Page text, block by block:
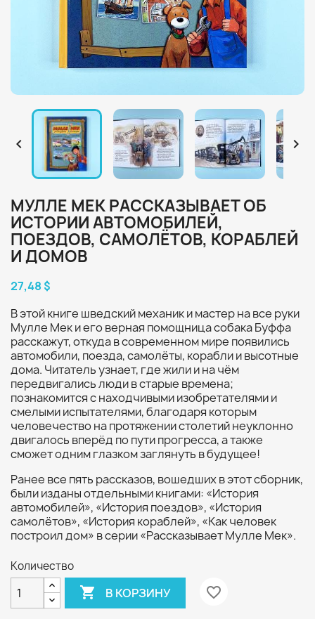
 
МУЛЛЕ МЕК РАССКАЗЫВАЕТ ОБ
ИСТОРИИ АВТОМОБИЛЕЙ,
ПОЕЗДОВ, САМОЛЁТОВ, КОРАБЛЕЙ
И ДОМОВ
27,48 $
В этой книге шведский механик и мастер на все руки
Мулле Мек и его верная помощница собака Буффа
расскажут, откуда в современном мире появились
автомобили, поезда, самолёты, корабли и высотные
дома. Читатель узнает, где жили и на чём
передвигались люди в старые времена;
познакомится с находчивыми изобретателями и
смелыми испытателями, благодаря которым
человечество на протяжении столетий неуклонно
двигалось вперёд по пути прогресса, а также
сможет одним глазком заглянуть в будущее!
Ранее все пять рассказов, вошедших в этот сборник,
были изданы отдельными книгами: «История
автомобилей», «История поездов», «История
самолётов», «История кораблей», «Как человек
построил дом» в серии «Рассказывает Мулле Мек».
Количество
 В КОРЗИНУ favorite_border